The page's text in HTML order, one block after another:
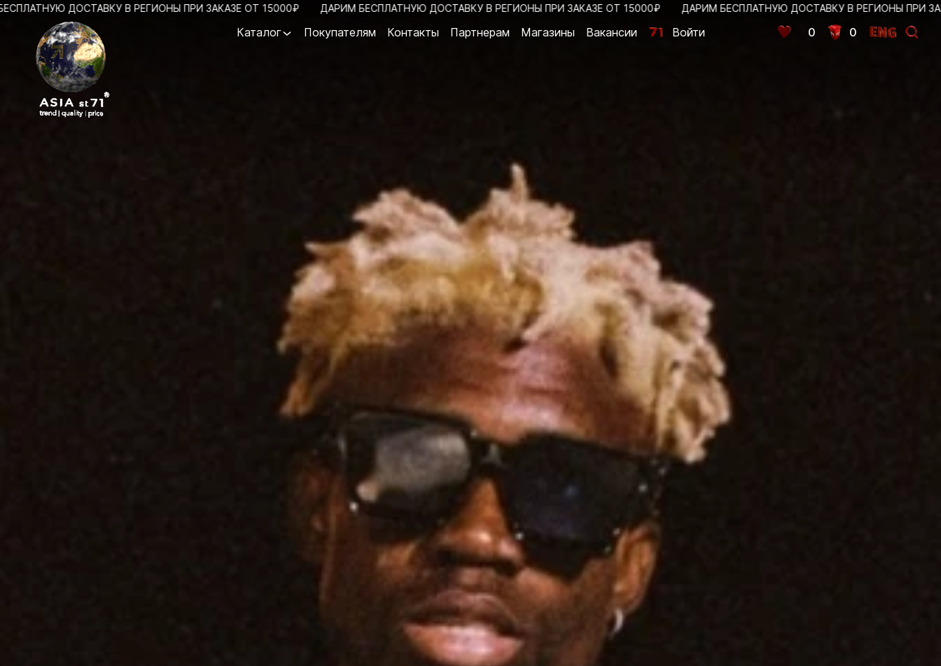
В РЕГИОНЫ ПРИ ЗАКАЗЕ ОТ 15000₽ ДАРИМ БЕСПЛАТНУЮ ДОСТАВКУ В РЕГИОНЫ ПРИ ЗАКАЗЕ ОТ 15000₽ ДАРИМ БЕСПЛАТНУЮ ДОСТАВКУ В РЕГИОНЫ ПРИ ЗАКАЗЕ ОТ
Каталог Покупателям Контакты Партнерам Магазины Вакансии Войти 0 0